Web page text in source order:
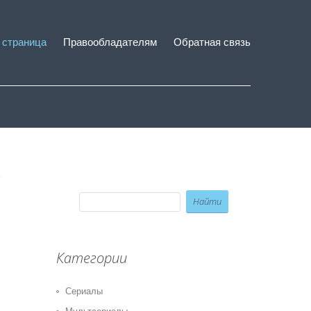
Правообладателям Обратная связь
Категории
Сериалы